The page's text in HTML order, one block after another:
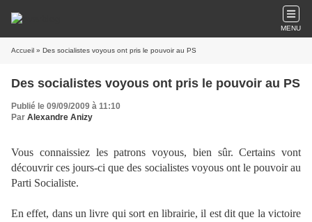
MENU
Accueil » Des socialistes voyous ont pris le pouvoir au PS
Des socialistes voyous ont pris le pouvoir au PS
Publié le 09/09/2009 à 11:10
Par Alexandre Anizy
Vous connaissiez les patrons voyous, bien sûr. Certains vont
découvrir ces jours-ci que des socialistes voyous ont le pouvoir au
Parti Socialiste.
En effet, dans un livre qui sort en librairie, il est dit que la victoire